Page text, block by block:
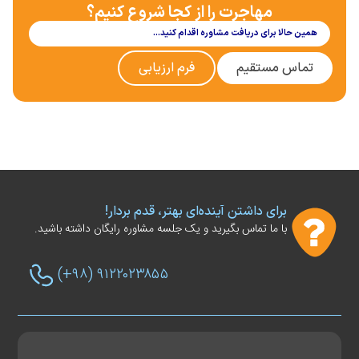
مهاجرت را از کجا شروع کنیم؟
همین حالا برای دریافت مشاوره اقدام کنید…
تماس مستقیم فرم ارزیابی
برای داشتن آینده‌ای بهتر، قدم بردار!
با ما تماس بگیرید و یک جلسه مشاوره رایگان داشته باشید.
(+۹۸) ۹۱۲۲۰۲۳۸۵۵